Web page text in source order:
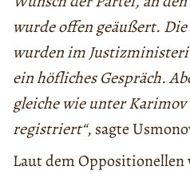
wurde offen geäußert.
wurden im
ein höfliches Gespräch.
gleiche wie unter
registriert“, sagte
Laut dem